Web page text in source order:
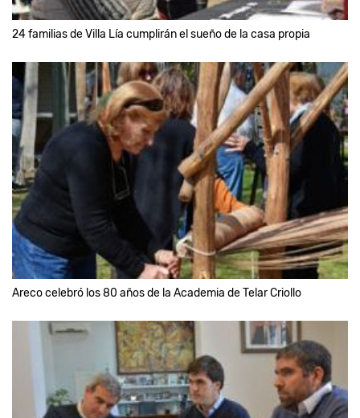
24 familias de Villa Lía cumplirán el sueño de la casa propia
Areco celebró los 80 años de la Academia de Telar Criollo